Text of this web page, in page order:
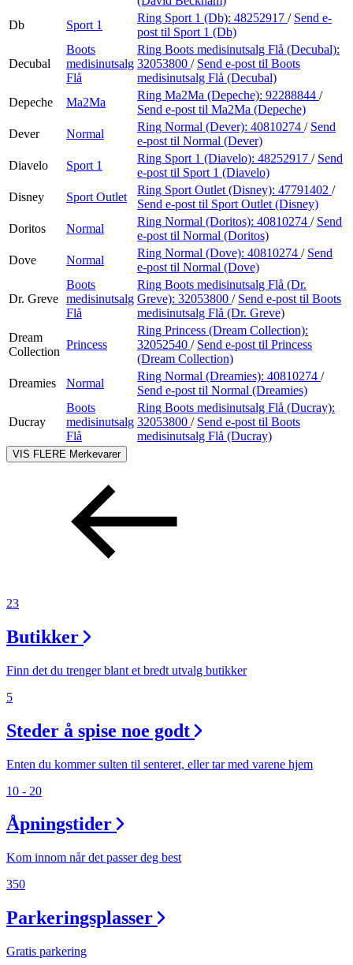
Db
Sport 1
Ring Sport 1 (Db): 48252917 / Send e-
post til Sport 1 (Db)
Decubal
Boots
medisinutsalg
Flå
Ring Boots medisinutsalg Flå (Decubal):
32053800 / Send e-post til Boots
medisinutsalg Flå (Decubal)
Depeche
Ma2Ma
Ring Ma2Ma (Depeche): 92288844 /
Send e-post til Ma2Ma (Depeche)
Dever
Normal
Ring Normal (Dever): 40810274 / Send
e-post til Normal (Dever)
Diavelo
Sport 1
Ring Sport 1 (Diavelo): 48252917 / Send
e-post til Sport 1 (Diavelo)
Disney
Sport Outlet
Ring Sport Outlet (Disney): 47791402 /
Send e-post til Sport Outlet (Disney)
Doritos
Normal
Ring Normal (Doritos): 40810274 / Send
e-post til Normal (Doritos)
Dove
Normal
Ring Normal (Dove): 40810274 / Send
e-post til Normal (Dove)
Dr. Greve
Boots
medisinutsalg
Flå
Ring Boots medisinutsalg Flå (Dr.
Greve): 32053800 / Send e-post til Boots
medisinutsalg Flå (Dr. Greve)
Dream
Collection
Princess
Ring Princess (Dream Collection):
32052540 / Send e-post til Princess
(Dream Collection)
Dreamies
Normal
Ring Normal (Dreamies): 40810274 /
Send e-post til Normal (Dreamies)
Ducray
Boots
medisinutsalg
Flå
Ring Boots medisinutsalg Flå (Ducray):
32053800 / Send e-post til Boots
medisinutsalg Flå (Ducray)
VIS FLERE Merkevarer
23
Butikker
Finn det du trenger blant et bredt utvalg butikker
5
Steder å spise noe godt
Enten du kommer sulten til senteret, eller tar med varene hjem
10 - 20
Åpningstider
Kom innom når det passer deg best
350
Parkeringsplasser
Gratis parkering